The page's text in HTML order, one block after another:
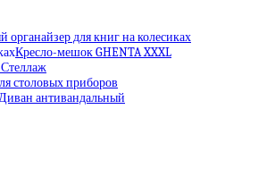
органайзер для книг на колесиках
Кресло-мешок GHENTA XXXL
столовых приборов
антивандальный